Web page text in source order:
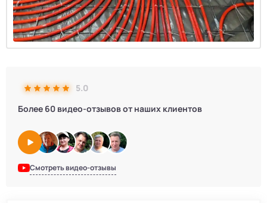
5.0
Более 60 видео-отзывов от наших клиентов
Смотреть видео-отзывы